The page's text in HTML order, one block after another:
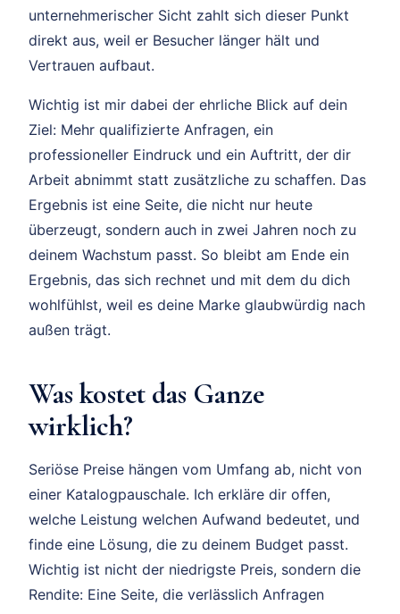
unternehmerischer Sicht zahlt sich dieser Punkt
direkt aus, weil er Besucher länger hält und
Vertrauen aufbaut.
Wichtig ist mir dabei der ehrliche Blick auf dein
Ziel: Mehr qualifizierte Anfragen, ein
professioneller Eindruck und ein Auftritt, der dir
Arbeit abnimmt statt zusätzliche zu schaffen. Das
Ergebnis ist eine Seite, die nicht nur heute
überzeugt, sondern auch in zwei Jahren noch zu
deinem Wachstum passt. So bleibt am Ende ein
Ergebnis, das sich rechnet und mit dem du dich
wohlfühlst, weil es deine Marke glaubwürdig nach
außen trägt.
Was kostet das Ganze
wirklich?
Seriöse Preise hängen vom Umfang ab, nicht von
einer Katalogpauschale. Ich erkläre dir offen,
welche Leistung welchen Aufwand bedeutet, und
finde eine Lösung, die zu deinem Budget passt.
Wichtig ist nicht der niedrigste Preis, sondern die
Rendite: Eine Seite, die verlässlich Anfragen